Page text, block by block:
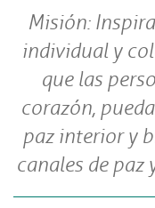
Misión:
individual y
que las
corazón,
paz interior y
canales de paz